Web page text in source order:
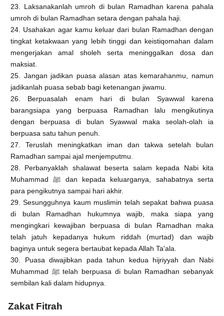
23. Laksanakanlah umroh di bulan Ramadhan karena pahala
umroh di bulan Ramadhan setara dengan pahala haji.
24. Usahakan agar kamu keluar dari bulan Ramadhan dengan
tingkat ketakwaan yang lebih tinggi dan keistiqomahan dalam
mengerjakan amal sholeh serta meninggalkan dosa dan
maksiat.
25. Jangan jadikan puasa alasan atas kemarahanmu, namun
jadikanlah puasa sebab bagi ketenangan jiwamu.
26. Berpuasalah enam hari di bulan Syawwal karena
barangsiapa yang berpuasa Ramadhan lalu mengikutinya
dengan berpuasa di bulan Syawwal maka seolah-olah ia
berpuasa satu tahun penuh.
27. Teruslah meningkatkan iman dan takwa setelah bulan
Ramadhan sampai ajal menjemputmu.
28. Perbanyaklah shalawat beserta salam kepada Nabi kita
Muhammad ﷺ dan kepada keluarganya, sahabatnya serta
para pengikutnya sampai hari akhir.
29. Sesungguhnya kaum muslimin telah sepakat bahwa puasa
di bulan Ramadhan hukumnya wajib, maka siapa yang
mengingkari kewajiban berpuasa di bulan Ramadhan maka
telah jatuh kepadanya hukum riddah (murtad) dan wajib
baginya untuk segera bertaubat kepada Allah Ta'ala.
30. Puasa diwajibkan pada tahun kedua hijriyyah dan Nabi
Muhammad ﷺ telah berpuasa di bulan Ramadhan sebanyak
sembilan kali dalam hidupnya.
Zakat Fitrah